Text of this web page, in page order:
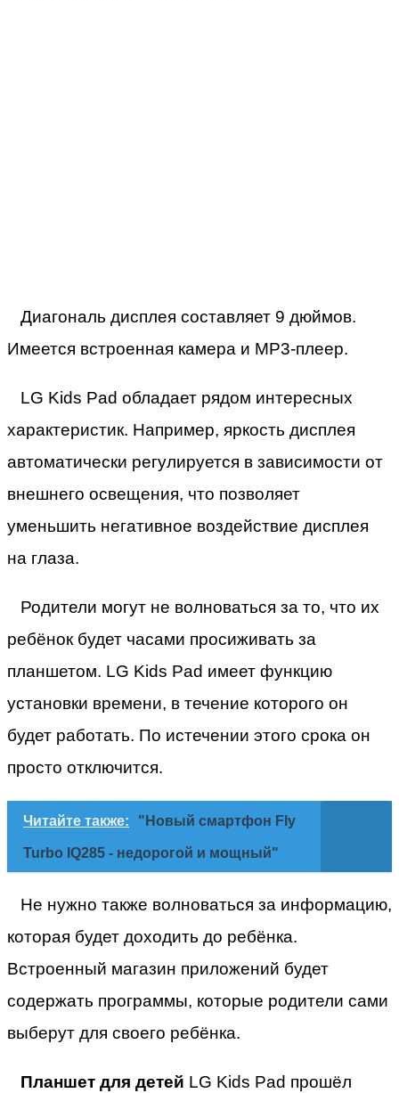
Диагональ дисплея составляет 9 дюймов.
Имеется встроенная камера и MP3-плеер.
LG Kids Pad обладает рядом интересных
характеристик. Например, яркость дисплея
автоматически регулируется в зависимости от
внешнего освещения, что позволяет
уменьшить негативное воздействие дисплея
на глаза.
Родители могут не волноваться за то, что их
ребёнок будет часами просиживать за
планшетом. LG Kids Pad имеет функцию
установки времени, в течение которого он
будет работать. По истечении этого срока он
просто отключится.
Читайте также: "Новый смартфон Fly
Turbo IQ285 - недорогой и мощный"
Не нужно также волноваться за информацию,
которая будет доходить до ребёнка.
Встроенный магазин приложений будет
содержать программы, которые родители сами
выберут для своего ребёнка.
Планшет для детей LG Kids Pad прошёл